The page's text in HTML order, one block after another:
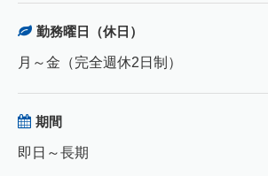
勤務曜日（休日）
月～金（完全週休2日制）
期間
即日～長期